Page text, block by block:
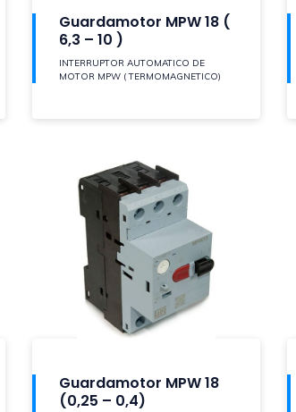
Guardamotor MPW 18 (
6,3 – 10 )
INTERRUPTOR AUTOMATICO DE
MOTOR MPW ( TERMOMAGNETICO)
Guardamotor MPW 18
(0,25 – 0,4)